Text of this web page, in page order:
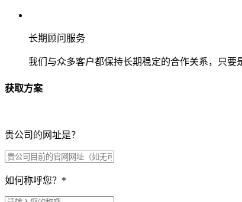
长期顾问服务
我们与众多客户都保持长期稳定的合作关系，只
获取方案
贵公司的网址是？
如何称呼您？ *